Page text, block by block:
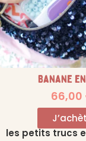
Banane
66,00
les petits trucs